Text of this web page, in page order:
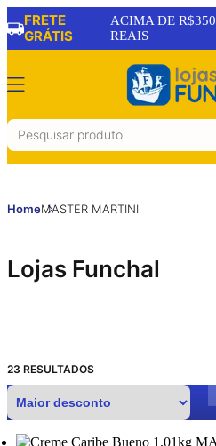
FRETE
GRÁTIS
ACIMA DE R$350
REAIS
HomeMASTER MARTINI
Lojas Funchal
23 RESULTADOS
14% OFF
11% OFF
10% OFF
10% OFF